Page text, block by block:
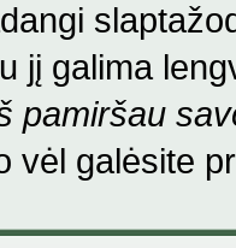
jį galima
pamiršau
vėl galėsite